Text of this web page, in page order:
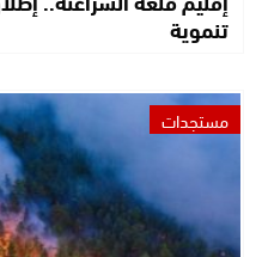
تنموية
مستجدات